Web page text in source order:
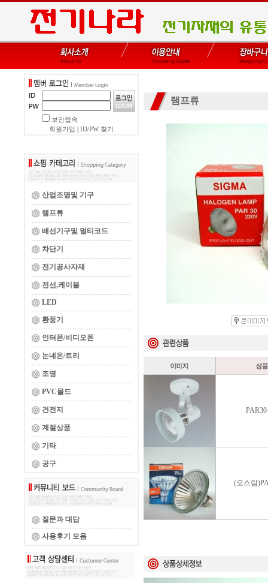
보안접속
회원가입
ID/PW 찾기
산업조명및 기구
램프류
배선기구및 멀티코드
차단기
전기공사자재
전선,케이블
LED
환풍기
인터폰/비디오폰
논네온/트리
조명
PVC몰드
건전지
계절상품
기타
공구
질문과 대답
사용후기 모음
램프류
(오스람